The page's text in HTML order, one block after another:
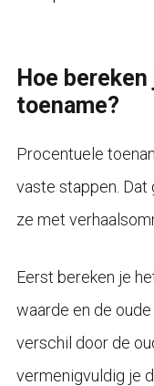
Hoe
toename?
Procentuele
vaste stappen. Dat
ze met
Eerst bereken je
waarde en de
verschil door de
vermenigvuldig je